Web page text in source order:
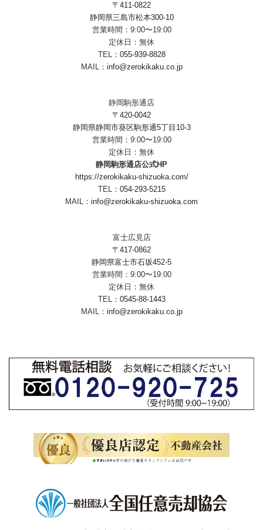
〒411-0822
静岡県三島市松本300-10
営業時間：9:00〜19:00
定休日：無休
TEL： 055-939-8828
MAIL： info@zerokikaku.co.jp
静岡駒形通店
〒420-0042
静岡県静岡市葵区駒形通5丁目10-3
営業時間：9:00〜19:00
定休日：無休
静岡駒形通店公式HP
https://zerokikaku-shizuoka.com/
TEL： 054-293-5215
MAIL： info@zerokikaku-shizuoka.com
富士広見店
〒417-0862
静岡県富士市石坂452-5
営業時間：9:00〜19:00
定休日：無休
TEL： 0545-88-1443
MAIL： info@zerokikaku.co.jp